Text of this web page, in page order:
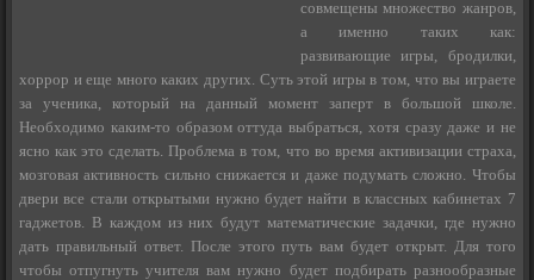
совмещены множество жанров,
а именно таких как:
развивающие игры, бродилки,
хоррор и еще много каких других. Суть этой игры в том, что вы играете
за ученика, который на данный момент заперт в большой школе.
Необходимо каким-то образом оттуда выбраться, хотя сразу даже и не
ясно как это сделать. Проблема в том, что во время активизации страха,
мозговая активность сильно снижается и даже подумать сложно. Чтобы
двери все стали открытыми нужно будет найти в классных кабинетах 7
гаджетов. В каждом из них будут математические задачки, где нужно
дать правильный ответ. После этого путь вам будет открыт. Для того
чтобы отпугнуть учителя вам нужно будет подбирать разнообразные